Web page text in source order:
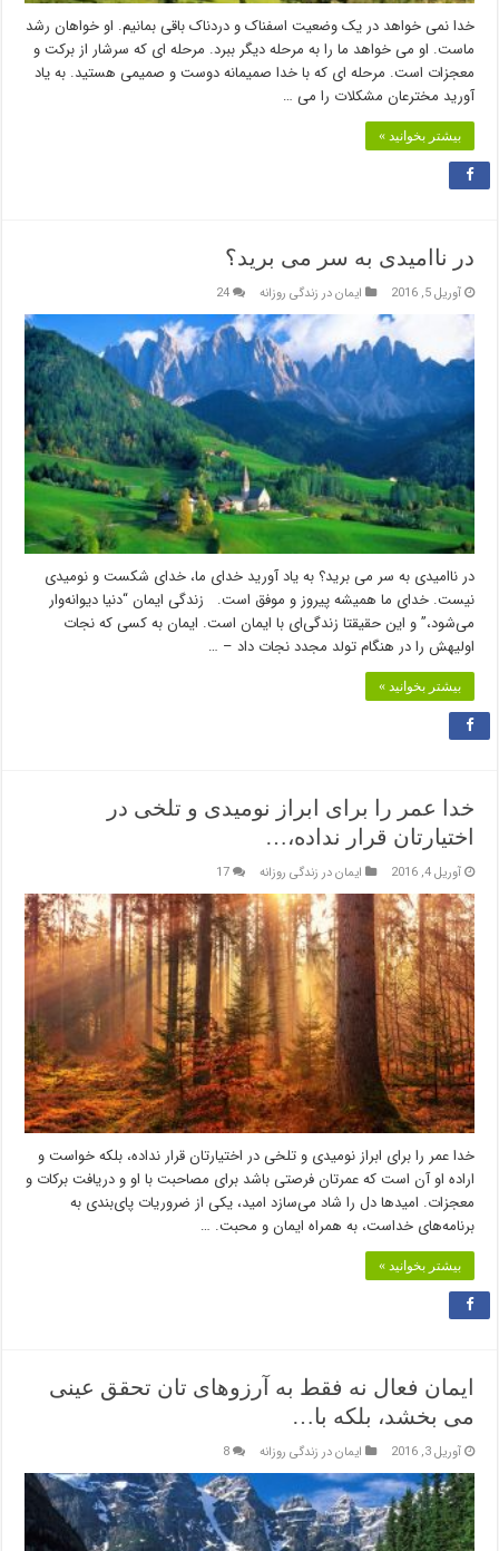
خدا نمی خواهد در یک وضعیت اسفناک و دردناک باقی بمانیم. او خواهان رشد
ماست. او می خواهد ما را به مرحله دیگر ببرد. مرحله ای که سرشار از برکت و
معجزات است. مرحله ای که با خدا صمیمانه دوست و صمیمی هستید. به یاد
آورید مخترعان مشکلات را می …
بیشتر بخوانید »
در ناامیدی به سر می برید؟
آوریل 5, 2016 ایمان در زندگی روزانه 24
در ناامیدی به سر می برید؟ به یاد آورید خدای ما، خدای شکست و نومیدی
نیست. خدای ما همیشه پیروز و موفق است. زندگی ایمان “دنیا دیوانه‌وار
می‌شود،” و این حقیقتا زندگی‌ای با ایمان است. ایمان به کسی که نجات
اولیهش را در هنگام تولد مجدد نجات داد – …
بیشتر بخوانید »
خدا عمر را برای ابراز نومیدی و تلخی در
اختیارتان قرار نداده،…
آوریل 4, 2016 ایمان در زندگی روزانه 17
خدا عمر را برای ابراز نومیدی و تلخی در اختیارتان قرار نداده، بلکه خواست و
اراده او آن است که عمرتان فرصتی باشد برای مصاحبت با او و دریافت برکات و
معجزات. امیدها دل را شاد می‌سازد امید، یکی از ضروریات پای‌بندی به
برنامه‌های خداست، به همراه ایمان و محبت. …
بیشتر بخوانید »
ایمان فعال نه فقط به آرزوهای تان تحقق عینی
می بخشد، بلکه با…
آوریل 3, 2016 ایمان در زندگی روزانه 8